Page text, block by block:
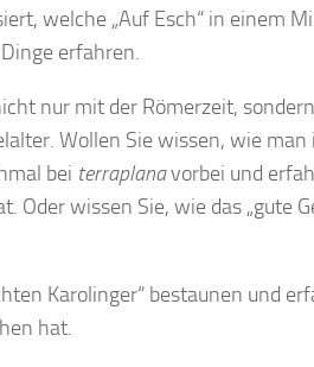
welche „Auf Esch“ in einem
erfahren.
nur mit der Römerzeit,
Wollen Sie wissen, wie
bei terraplanavorbei und
Oder wissen Sie, wie das „gute
Karolinger“ bestaunen und
hat.